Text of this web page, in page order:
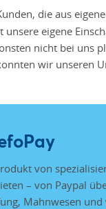
die aus
eigene
nicht bei uns
wir unseren
von
– von Paypal
Mahnwesen